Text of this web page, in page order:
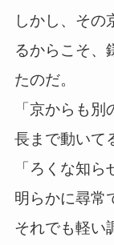
しかし、その
るからこそ、
たのだ。
「京からも
長まで動いて
「ろくな知ら
明らかに尋常
それでも軽い